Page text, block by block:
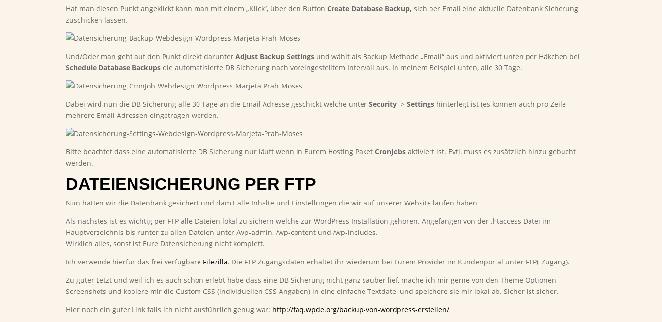
Hat man diesen Punkt angeklickt kann man mit einem „Klick“, über den Button Create Database Backup, sich per Email eine aktuelle Datenbank Sicherung
zuschicken lassen.
Und/Oder man geht auf den Punkt direkt darunterAdjust Backup Settings und wählt als Backup Methode „Email“ aus und aktiviert unten per Häkchen bei
Schedule Database Backups die automatisierte DB Sicherung nach voreingestelltem Intervall aus. In meinem Beispiel unten, alle 30 Tage.
Dabei wird nun die DB Sicherung alle 30 Tage an die Email Adresse geschickt welche unterSecurity ->Settings hinterlegt ist (es können auch pro Zeile
mehrere Email Adressen eingetragen werden.
Bitte beachtet dass eine automatisierte DB Sicherung nur läuft wenn in Eurem Hosting PaketCronJobs aktiviert ist. Evtl. muss es zusätzlich hinzu gebucht
werden.
DATEIENSICHERUNG PER FTP
Nun hätten wir die Datenbank gesichert und damit alle Inhalte und Einstellungen die wir auf unserer Website laufen haben.
Als nächstes ist es wichtig per FTP alle Dateien lokal zu sichern welche zur WordPress Installation gehören. Angefangen von der .htaccess Datei im
Hauptverzeichnis bis runter zu allen Dateien unter /wp-admin, /wp-content und /wp-includes.
Wirklich alles, sonst ist Eure Datensicherung nicht komplett.
Ich verwende hierfür das frei verfügbare Filezilla. Die FTP Zugangsdaten erhaltet ihr wiederum bei Eurem Provider im Kundenportal unter FTP(-Zugang).
Zu guter Letzt und weil ich es auch schon erlebt habe dass eine DB Sicherung nicht ganz sauber lief, mache ich mir gerne von den Theme Optionen
Screenshots und kopiere mir die Custom CSS (individuellen CSS Angaben) in eine einfache Textdatei und speichere sie mir lokal ab. Sicher ist sicher.
Hier noch ein guter Link falls ich nicht ausführlich genug war: http://faq.wpde.org/backup-von-wordpress-erstellen/